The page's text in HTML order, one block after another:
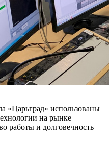
«Царьград» использованы
на рынке
работы и долговечность